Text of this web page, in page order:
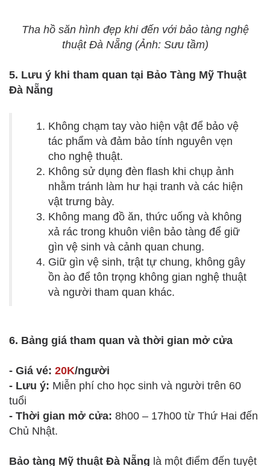
Tha hồ săn hình đẹp khi đến với bảo tàng nghệ
thuật Đà Nẵng (Ảnh: Sưu tầm)
5. Lưu ý khi tham quan tại Bảo Tàng Mỹ Thuật
Đà Nẵng
Không chạm tay vào hiện vật để bảo vệ
tác phẩm và đảm bảo tính nguyên vẹn
cho nghệ thuật.
Không sử dụng đèn flash khi chụp ảnh
nhằm tránh làm hư hại tranh và các hiện
vật trưng bày.
Không mang đồ ăn, thức uống và không
xả rác trong khuôn viên bảo tàng để giữ
gìn vệ sinh và cảnh quan chung.
Giữ gìn vệ sinh, trật tự chung, không gây
ồn ào để tôn trọng không gian nghệ thuật
và người tham quan khác.
6. Bảng giá tham quan và thời gian mở cửa
- Giá vé: 20K/người
- Lưu ý: Miễn phí cho học sinh và người trên 60
tuổi
- Thời gian mở cửa: 8h00 – 17h00 từ Thứ Hai đến
Chủ Nhật.
Bảo tàng Mỹ thuật Đà Nẵng là một điểm đến tuyệt